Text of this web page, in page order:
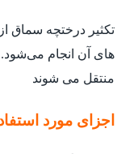
تکثیر درختچه سماق
های آن انجام
منتقل می شوند
اجزای مورد